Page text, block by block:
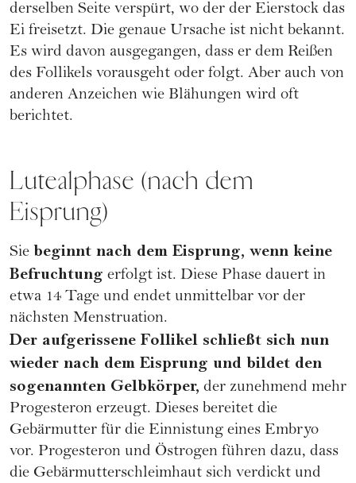
derselben Seite verspürt, wo der der Eierstock das
Ei freisetzt. Die genaue Ursache ist nicht bekannt.
Es wird davon ausgegangen, dass er dem Reißen
des Follikels vorausgeht oder folgt. Aber auch von
anderen Anzeichen wie Blähungen wird oft
berichtet.
Lutealphase (nach dem
Eisprung)
Sie beginnt nach dem Eisprung, wenn keine
Befruchtung erfolgt ist. Diese Phase dauert in
etwa 14 Tage und endet unmittelbar vor der
nächsten Menstruation.
Der aufgerissene Follikel schließt sich nun
wieder nach dem Eisprung und bildet den
sogenannten Gelbkörper, der zunehmend mehr
Progesteron erzeugt. Dieses bereitet die
Gebärmutter für die Einnistung eines Embryo
vor. Progesteron und Östrogen führen dazu, dass
die Gebärmutterschleimhaut sich verdickt und